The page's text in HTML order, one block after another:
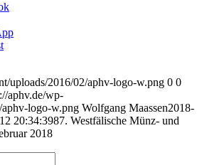
uploads/2016/02/aphv-logo-w.png 0 0
aphv.de/wp-
logo-w.png Wolfgang Maassen2018-
20:34:3987. Westfälische Münz- und
2018